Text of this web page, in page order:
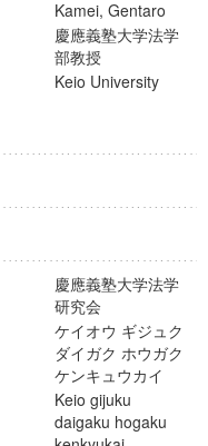
Kamei, Gentaro
慶應義塾大学法学
部教授
Keio University
慶應義塾大学法学
研究会
ケイオウ ギジュク
ダイガク ホウガク
ケンキュウカイ
Keio gijuku
daigaku hogaku